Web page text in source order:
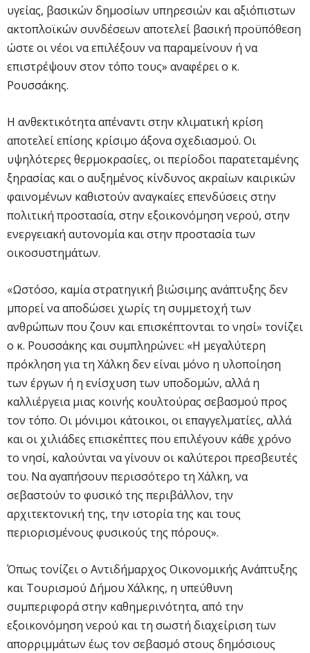
υγείας, βασικών δημοσίων υπηρεσιών και αξιόπιστων
ακτοπλοϊκών συνδέσεων αποτελεί βασική προϋπόθεση
ώστε οι νέοι να επιλέξουν να παραμείνουν ή να
επιστρέψουν στον τόπο τους» αναφέρει ο κ.
Ρουσσάκης.
Η ανθεκτικότητα απέναντι στην κλιματική κρίση
αποτελεί επίσης κρίσιμο άξονα σχεδιασμού. Οι
υψηλότερες θερμοκρασίες, οι περίοδοι παρατεταμένης
ξηρασίας και ο αυξημένος κίνδυνος ακραίων καιρικών
φαινομένων καθιστούν αναγκαίες επενδύσεις στην
πολιτική προστασία, στην εξοικονόμηση νερού, στην
ενεργειακή αυτονομία και στην προστασία των
οικοσυστημάτων.
«Ωστόσο, καμία στρατηγική βιώσιμης ανάπτυξης δεν
μπορεί να αποδώσει χωρίς τη συμμετοχή των
ανθρώπων που ζουν και επισκέπτονται το νησί» τονίζει
ο κ. Ρουσσάκης και συμπληρώνει: «Η μεγαλύτερη
πρόκληση για τη Χάλκη δεν είναι μόνο η υλοποίηση
των έργων ή η ενίσχυση των υποδομών, αλλά η
καλλιέργεια μιας κοινής κουλτούρας σεβασμού προς
τον τόπο. Οι μόνιμοι κάτοικοι, οι επαγγελματίες, αλλά
και οι χιλιάδες επισκέπτες που επιλέγουν κάθε χρόνο
το νησί, καλούνται να γίνουν οι καλύτεροι πρεσβευτές
του. Να αγαπήσουν περισσότερο τη Χάλκη, να
σεβαστούν το φυσικό της περιβάλλον, την
αρχιτεκτονική της, την ιστορία της και τους
περιορισμένους φυσικούς της πόρους».
Όπως τονίζει ο Αντιδήμαρχος Οικονομικής Ανάπτυξης
και Τουρισμού Δήμου Χάλκης, η υπεύθυνη
συμπεριφορά στην καθημερινότητα, από την
εξοικονόμηση νερού και τη σωστή διαχείριση των
απορριμμάτων έως τον σεβασμό στους δημόσιους